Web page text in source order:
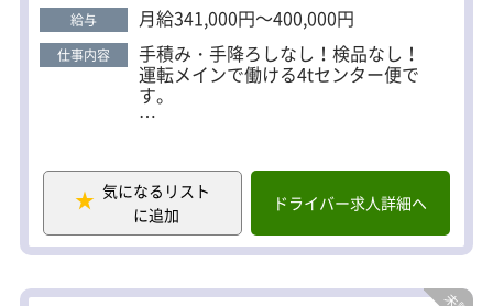
給与 月給341,000円～400,000円
仕事内容 手積み・手降ろしなし！検品なし！
運転メインで働ける4tセンター便で
す。
運ぶのは食料品や生活雑貨など、生活
に欠かせない商品です。
景気に左右されにくく、安定した仕事
量があるため、長く安心して働けま
す。
気になるリスト
に追加
ドライバー求人詳細へ